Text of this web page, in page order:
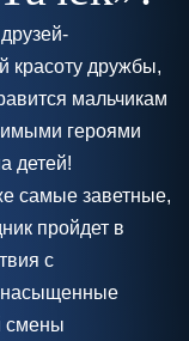
красоту дружбы,
мальчикам
героями
детей!
самые заветные,
пройдет в
с
насыщенные
смены